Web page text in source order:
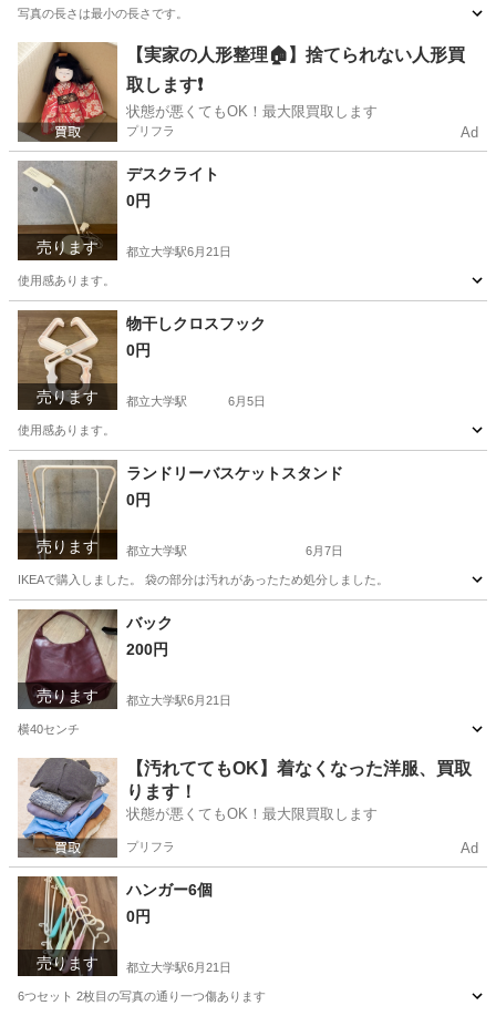
写真の長さは最小の長さです。
東京 目黒区 都立大学駅 生活雑貨 突っ張り棒
【実家の人形整理🏠】捨てられない人形買
取します❗️
状態が悪くてもOK！最大限買取します
プリフラ Ad
売ります
デスクライト
0円
都立大学駅6月21日
使用感あります。
東京 目黒区 都立大学駅 生活家電
売ります
物干しクロスフック
0円
都立大学駅 6月5日
使用感あります。
東京 目黒区 都立大学駅 洗濯用品
売ります
ランドリーバスケットスタンド
0円
都立大学駅 6月7日
IKEAで購入しました。 袋の部分は汚れがあったため処分しました。
東京 目黒区 都立大学駅
売ります
バック
200円
都立大学駅6月21日
横40センチ
東京 目黒区 都立大学駅 バッグ
【汚れててもOK】着なくなった洋服、買取
ります！
状態が悪くてもOK！最大限買取します
プリフラ Ad
売ります
ハンガー6個
0円
都立大学駅6月21日
6つセット 2枚目の写真の通り一つ傷あります